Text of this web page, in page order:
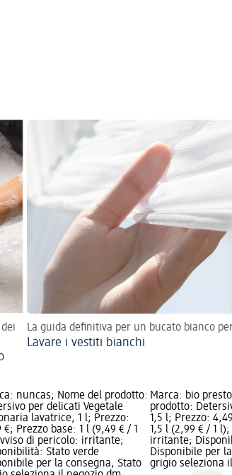
La guida definitiva per un bucato bianco
Lavare i vestiti bianchi
nuncas; Nome del prodotto:
per delicati Vegetale
lavatrice, 1 l; Prezzo:
€; Prezzo base: 1 l (9,49 € / 1
di pericolo: irritante;
Stato verde
per la consegna, Stato
Marca: bio
prodotto:
1,5 l; Prezzo:
1,5 l (2,99 € / 1
irritante;
Disponibile per
grigio seleziona